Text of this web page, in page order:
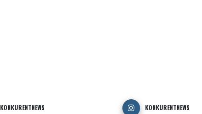
KONKURENTNEWS KONKURENTNEWS